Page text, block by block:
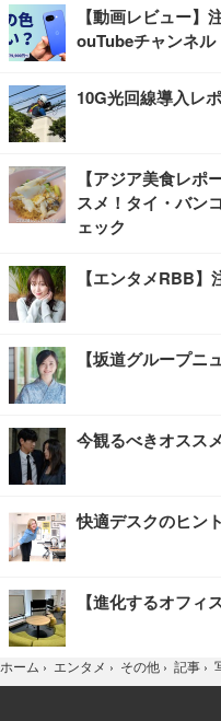
【動画レビュー
ouTubeチャンネル
10G光回線導入レポ
【アジア美食レ
スメ！タイ・バン
ェック
【エンタメRBB
【坂道グループ
今観るべきオスス
快適デスクのヒン
【進化するオフィ
ホーム › エンタメ › その他 › 記事 ›